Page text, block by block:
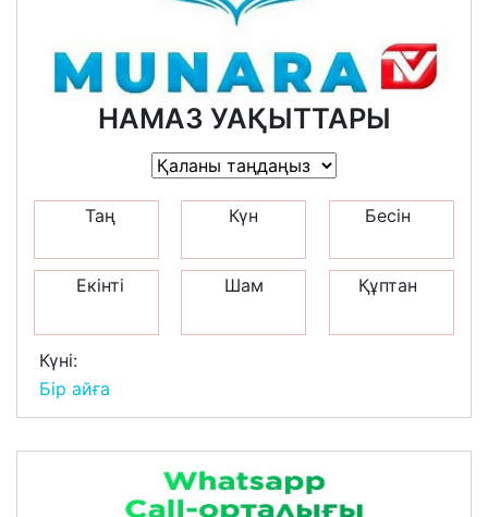
НАМАЗ УАҚЫТТАРЫ
Таң Күн Бесін
Екінті Шам Құптан
Күні:
Бір айға